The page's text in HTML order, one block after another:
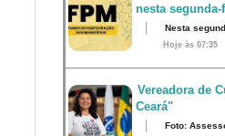
nesta segunda-
Nesta
Hoje às 07:35
Vereadora de
Ceará"
Foto: